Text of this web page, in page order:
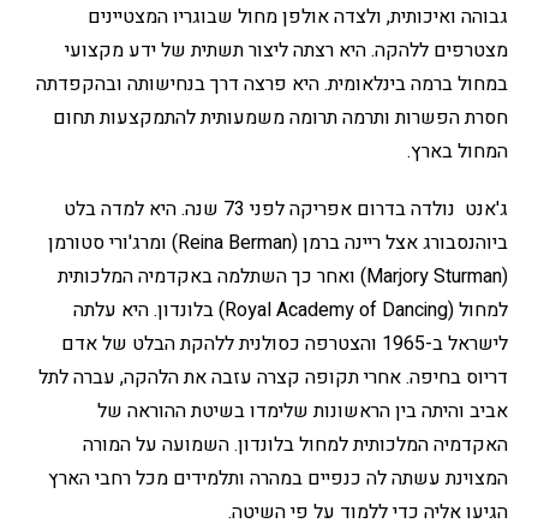
גבוהה ואיכותית, ולצדה אולפן מחול שבוגריו המצטיינים
מצטרפים ללהקה. היא רצתה ליצור תשתית של ידע מקצועי
במחול ברמה בינלאומית. היא פרצה דרך בנחישותה ובהקפדתה
חסרת הפשרות ותרמה תרומה משמעותית להתמקצעות תחום
המחול בארץ.
ג'אנט נולדה בדרום אפריקה לפני 73 שנה. היא למדה בלט
ביוהנסבורג אצל ריינה ברמן (Reina Berman) ומרג'ורי סטורמן
(Marjory Sturman) ואחר כך השתלמה באקדמיה המלכותית
למחול (Royal Academy of Dancing) בלונדון. היא עלתה
לישראל ב-1965 והצטרפה כסולנית ללהקת הבלט של אדם
דריוס בחיפה. אחרי תקופה קצרה עזבה את הלהקה, עברה לתל
אביב והיתה בין הראשונות שלימדו בשיטת ההוראה של
האקדמיה המלכותית למחול בלונדון. השמועה על המורה
המצוינת עשתה לה כנפיים במהרה ותלמידים מכל רחבי הארץ
הגיעו אליה כדי ללמוד על פי השיטה.